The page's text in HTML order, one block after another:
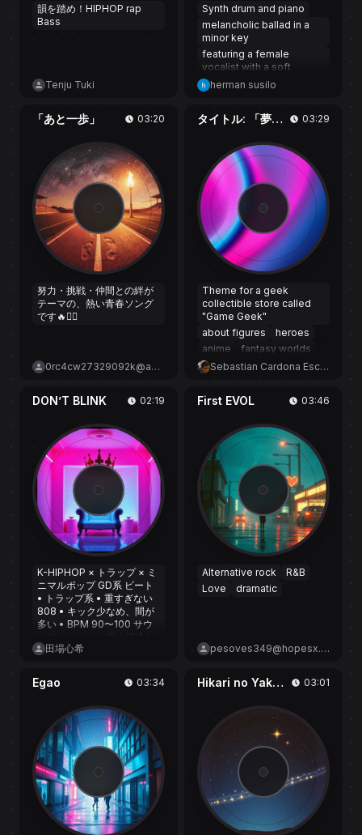
韻を踏め！HIPHOP rap
Bass
Tenju Tuki
Synth drum and piano
melancholic ballad in a
minor key
featuring a female
vocalist with a soft
breathy delivery. The
providing a warm
herman susilo
「あと一歩」 03:20
努力・挑戦・仲間との絆が
テーマの、熱い青春ソング
です🔥🏃‍♂️
0rc4cw27329092k@au.com
タイトル: 「夢のステージへ！」(Yume no Stage e! / ¡Hacia el escenario de los sueños!) 03:29
Theme for a geek
collectible store called
"Game Geek"
about figures
heroes
anime
fantasy worlds
magic
culture.
Sebastian Cardona Escobar
DON’T BLINK 02:19
K-HIPHOP × トラップ × ミ
ニマルポップ GD系 ビート
• トラップ系 • 重すぎない
808 • キック少なめ、間が
多い • BPM 90〜100 サウ
ンド • シンセ：細くて冷た
い音 • ベース：短く「ブ
イズ • 逆再生系
田場心希
First EVOL 03:46
Alternative rock
R&B
Love
dramatic
pesoves349@hopesx.com
Egao 03:34 Hikari no Yakusoku 03:01